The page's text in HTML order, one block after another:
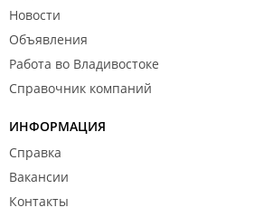
Новости
Объявления
Работа во Владивостоке
Справочник компаний
ИНФОРМАЦИЯ
Справка
Вакансии
Контакты